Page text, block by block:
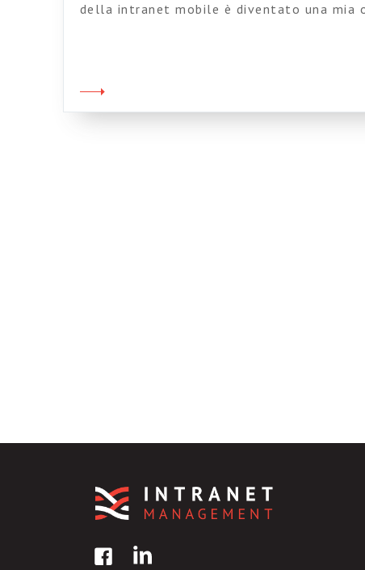
della intranet mobile è diventato una mia
[…]